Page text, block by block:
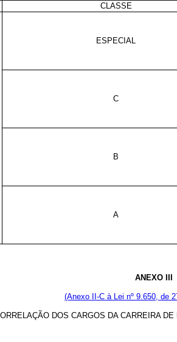
CLASSE
ESPECIAL
C
B
A
ANEXO III
(Anexo II-C à Lei nº 9.650, de
DOS CARGOS DA CARREIRA